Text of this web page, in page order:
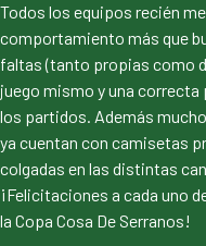
Todos los equipos recién
comportamiento más que
faltas (tanto propias como
juego mismo y una correcta
los partidos. Además
ya cuentan con camisetas
colgadas en las distintas
¡Felicitaciones a cada uno
la Copa Cosa De Serranos!